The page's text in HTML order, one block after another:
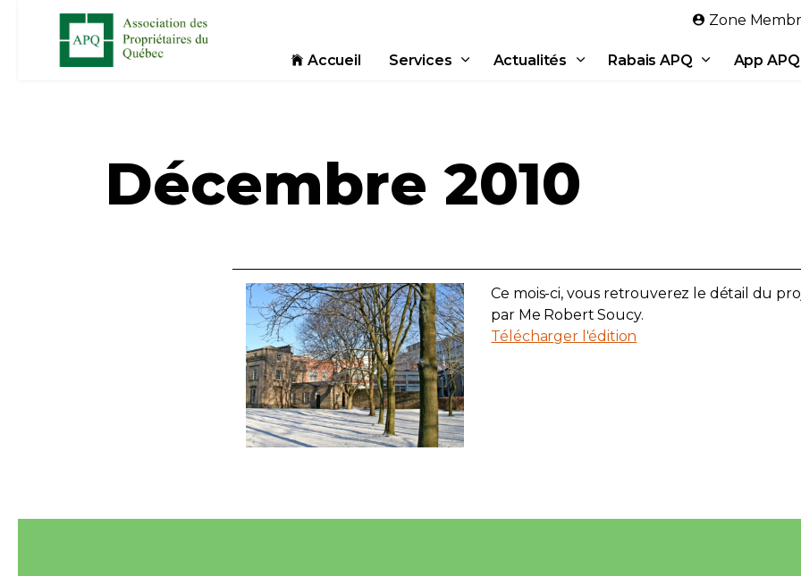
Accueil Services Actualités Rabais APQ App APQ
Zone
Décembre 2010
Ce mois-ci, vous retrouverez le détail du
par Me Robert Soucy.
Télécharger l'édition